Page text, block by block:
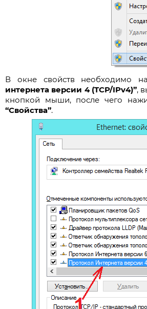
В окне свойств необходимо
интернета версии 4 (TCP/IPv4)”,
кнопкой мыши, после чего
“Свойства”.